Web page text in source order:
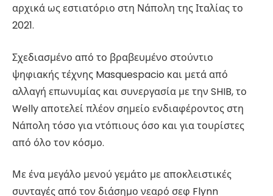
αρχικά ως εστιατόριο στη Νάπολη της Ιταλίας το
2021.
Σχεδιασμένο από το βραβευμένο στούντιο
ψηφιακής τέχνης Masquespacio και μετά από
αλλαγή επωνυμίας και συνεργασία με την SHIB, το
Welly αποτελεί πλέον σημείο ενδιαφέροντος στη
Νάπολη τόσο για ντόπιους όσο και για τουρίστες
από όλο τον κόσμο.
Με ένα μεγάλο μενού γεμάτο με αποκλειστικές
συνταγές από τον διάσημο νεαρό σεφ Flynn